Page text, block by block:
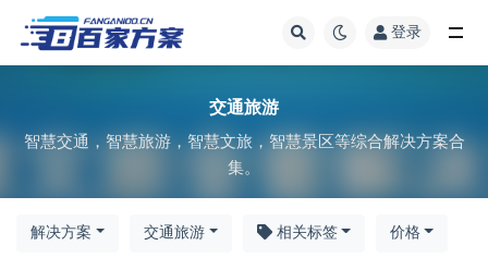
登录
交通旅游
智慧交通，智慧旅游，智慧文旅，智慧景区等综合解决方案合
集。
解决方案 交通旅游 相关标签 价格